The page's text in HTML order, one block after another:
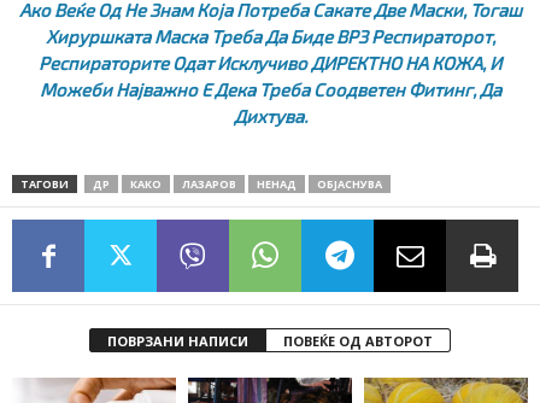
Ако Веќе Од Не Знам Која Потреба Сакате Две Маски, Тогаш
Хируршката Маска Треба Да Биде ВРЗ Респираторот,
Респираторите Одат Исклучиво ДИРЕКТНО НА КОЖА, И
Можеби Најважно Е Дека Треба Соодветен Фитинг, Да
Дихтува.
ТАГОВИ ДР КАКО ЛАЗАРОВ НЕНАД ОБЈАСНУВА
ПОВРЗАНИ НАПИСИ ПОВЕЌЕ ОД АВТОРОТ